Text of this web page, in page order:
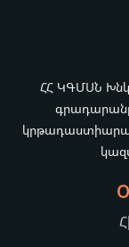
ՀՀ ԿԳՄՍՆ